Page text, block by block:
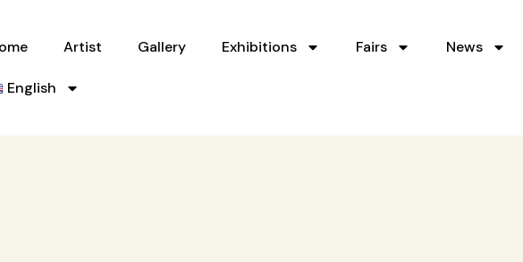
Artist Gallery Exhibitions Fairs News
English